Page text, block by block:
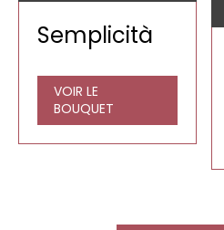
Semplicità
VOIR LE
BOUQUET